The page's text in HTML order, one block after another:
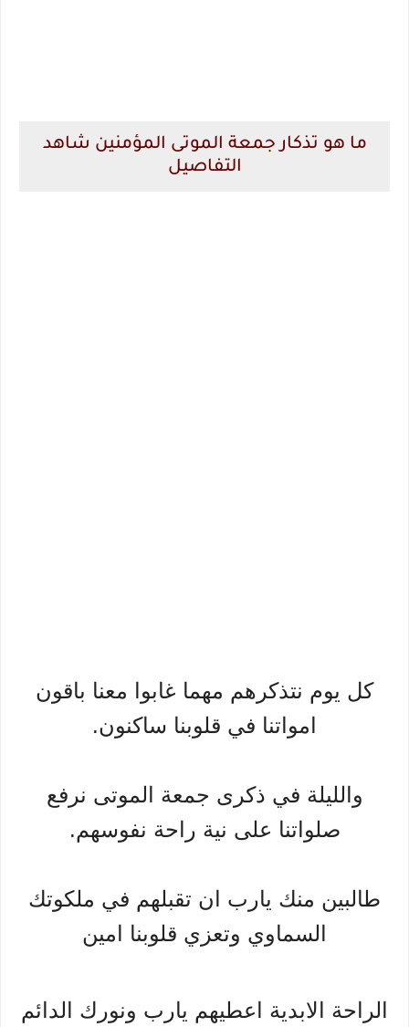
ما هو تذكار جمعة الموتى المؤمنين شاهد
التفاصيل
كل يوم نتذكرهم مهما غابوا معنا باقون
امواتنا في قلوبنا ساكنون.
والليلة في ذكرى جمعة الموتى نرفع
صلواتنا على نية راحة نفوسهم.
طالبين منك يارب ان تقبلهم في ملكوتك
السماوي وتعزي قلوبنا امين
الراحة الابدية اعطيهم يارب ونورك الدائم